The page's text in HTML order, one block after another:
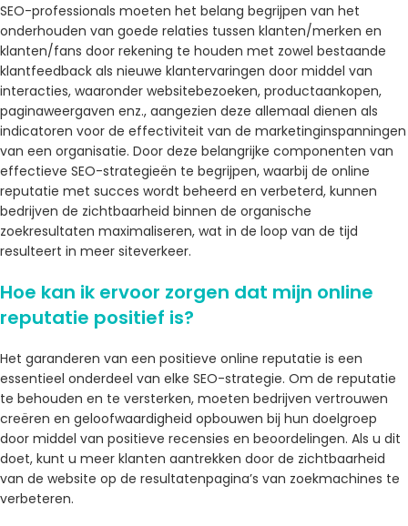
SEO-professionals moeten het belang begrijpen van het
onderhouden van goede relaties tussen klanten/merken en
klanten/fans door rekening te houden met zowel bestaande
klantfeedback als nieuwe klantervaringen door middel van
interacties, waaronder websitebezoeken, productaankopen,
paginaweergaven enz., aangezien deze allemaal dienen als
indicatoren voor de effectiviteit van de marketinginspanningen
van een organisatie. Door deze belangrijke componenten van
effectieve SEO-strategieën te begrijpen, waarbij de online
reputatie met succes wordt beheerd en verbeterd, kunnen
bedrijven de zichtbaarheid binnen de organische
zoekresultaten maximaliseren, wat in de loop van de tijd
resulteert in meer siteverkeer.
Hoe kan ik ervoor zorgen dat mijn online
reputatie positief is?
Het garanderen van een positieve online reputatie is een
essentieel onderdeel van elke SEO-strategie. Om de reputatie
te behouden en te versterken, moeten bedrijven vertrouwen
creëren en geloofwaardigheid opbouwen bij hun doelgroep
door middel van positieve recensies en beoordelingen. Als u dit
doet, kunt u meer klanten aantrekken door de zichtbaarheid
van de website op de resultatenpagina’s van zoekmachines te
verbeteren.